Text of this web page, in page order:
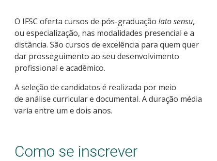
Transferências e retornos
PartiuIF
Resultados
O IFSC oferta cursos de pós-graduação lato sensu,
ou especialização, nas modalidades presencial e a
distância. São cursos de excelência para quem quer
dar prosseguimento ao seu desenvolvimento
profissional e acadêmico.
A seleção de candidatos é realizada por meio
de análise curricular e documental. A duração média
varia entre um e dois anos.
Como se inscrever